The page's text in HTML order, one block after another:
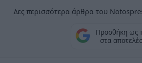
Δες περισσότερα άρθρα του
Προσθήκη ως
στα